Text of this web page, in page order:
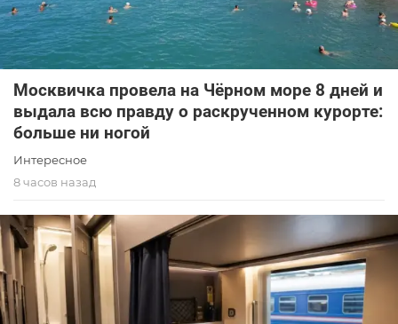
Москвичка провела на Чёрном море 8 дней и
выдала всю правду о раскрученном курорте:
больше ни ногой
Интересное
8 часов назад